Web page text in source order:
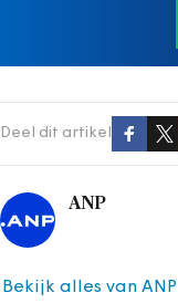
Deel dit artikel
ANP
Bekijk alles van ANP